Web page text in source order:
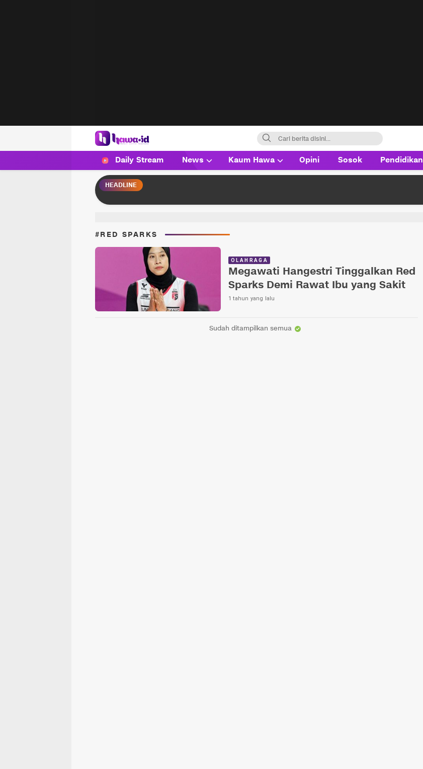
HAWA
Haluan Wanita Indonesia
Daily Stream News Kaum Hawa Opini Sosok Pendidikan
HEADLINE
#RED SPARKS
OLAHRAGA
Megawati Hangestri Tinggalkan Red
Sparks Demi Rawat Ibu yang Sakit
1 tahun yang lalu
Sudah ditampilkan semua